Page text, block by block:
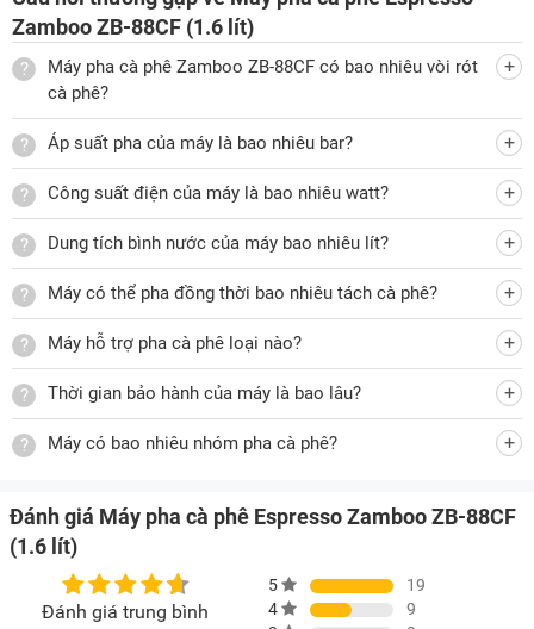
Bình chứa nướcmáy pha cà phê Espresso
lít giúp bạn thoải mái pha cà phê mà không phải đổ nước
nhiều lần. Sau mỗi lần pha khoảng 25s nước sẽ đạt đủ nhiệt
tháo ra để bổ sung thêm nước.
Bình chứa nước có vạch MAX và vạch MIN
Khay nước thừa tháo rời, dễ dàng vệ sinh và bảo quản
Khay chứa nước thừa của Zamboo ZB-88CF được thiết kế
thông minh, có thể tháo rời nhanh chóng, giúp việc vệ sinh
trở nên dễ dàng hơn sau mỗi lần sử dụng. Nhờ đó, máy luôn
sạch sẽ, không bị ứ đọng nước hay bám cặn, đảm bảo tuổi
thọ lâu dài và chất lượng cà phê ổn định.
Khay nước thừa tháo rời ra được
Áp suất 15 bar, chiết xuất trọn hương vị cà phê Espresso
Với áp suất bơm lên đến 15 bar cùng công suất 850W, máy
Zamboo ZB-88CF (1.6 lít)
Máy pha cà phê Zamboo ZB-88CF có bao nhiêu vòi rót
cà phê?
Áp suất pha của máy là bao nhiêu bar?
Công suất điện của máy là bao nhiêu watt?
Dung tích bình nước của máy bao nhiêu lít?
Máy có thể pha đồng thời bao nhiêu tách cà phê?
Máy hỗ trợ pha cà phê loại nào?
Thời gian bảo hành của máy là bao lâu?
Máy có bao nhiêu nhóm pha cà phê?
Đánh giá Máy pha cà phê Espresso Zamboo ZB-88CF
(1.6 lít)
Đánh giá trung bình
5
19
4
9